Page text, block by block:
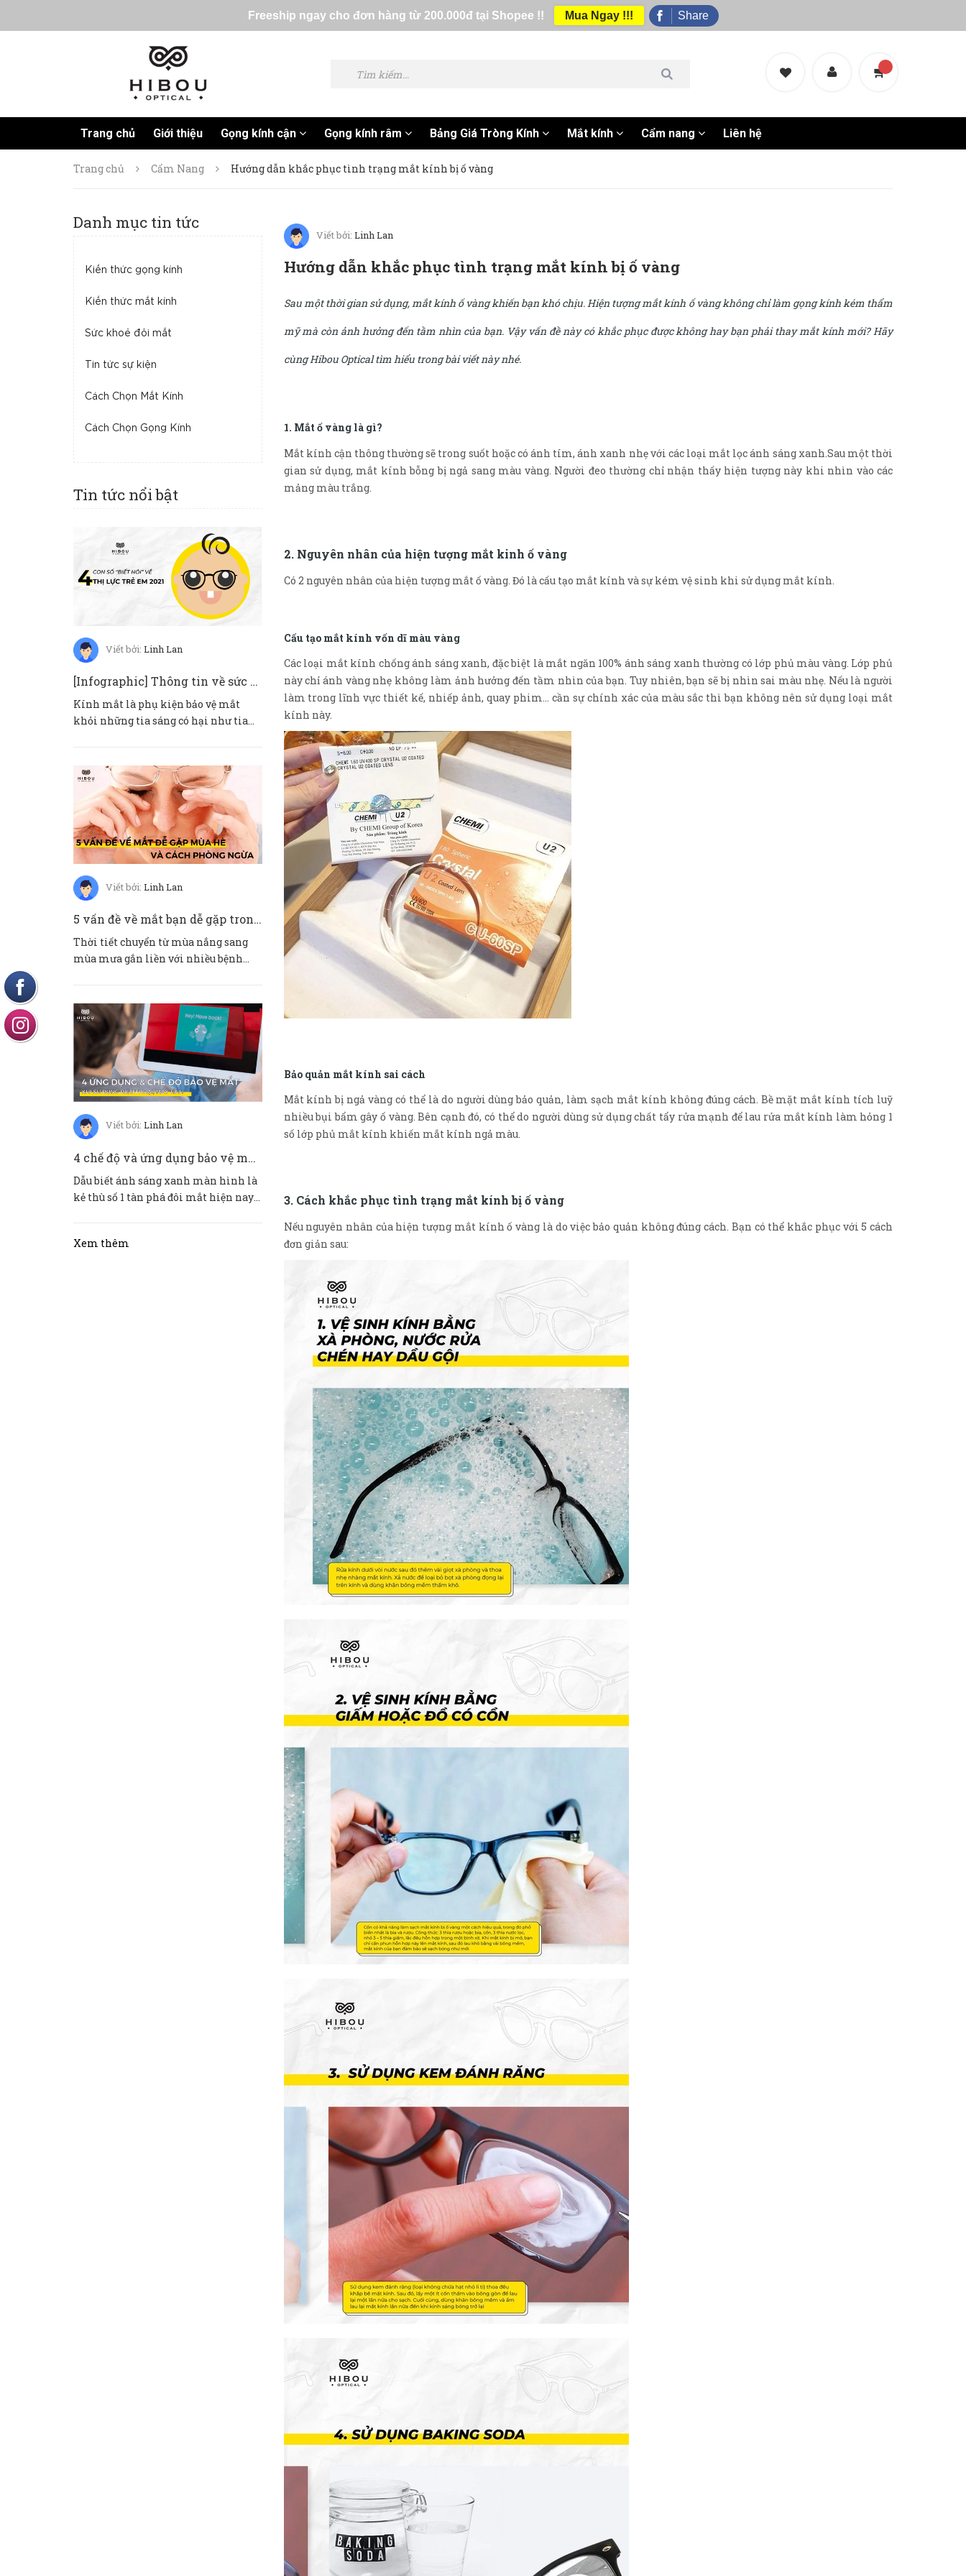
Trang chủ Giới thiệu Gọng kính cận Gọng kính râm Bảng Giá Tròng Kính Mắt kính Cẩm nang Liên hệ
Trang chủ Cẩm Nang Hướng dẫn khắc phục tình trạng mắt kính bị ố vàng
Viết bởi: Linh Lan
Hướng dẫn khắc phục tình trạng mắt kính bị ố vàng
Sau một thời gian sử dụng, mắt kính ố vàng khiến bạn khó chịu. Hiện tượng mắt kính ố vàng không chỉ làm gọng kính kém thẩm
mỹ mà còn ảnh hưởng đến tầm nhìn của bạn. Vậy vấn đề này có khắc phục được không hay bạn phải thay mắt kính mới? Hãy
cùng Hibou Optical tìm hiểu trong bài viết này nhé.
1. Mắt ố vàng là gì?
Mắt kính cận thông thường sẽ trong suốt hoặc có ánh tím, ánh xanh nhẹ với các loại mắt lọc ánh sáng xanh.Sau một thời
gian sử dụng, mắt kính bỗng bị ngả sang màu vàng. Người đeo thường chỉ nhận thấy hiện tượng này khi nhìn vào các
mảng màu trắng.
2. Nguyên nhân của hiện tượng mắt kinh ố vàng
Có 2 nguyên nhân của hiện tượng mắt ố vàng. Đó là cấu tạo mắt kính và sự kém vệ sinh khi sử dụng mắt kính.
Cấu tạo mắt kính vốn dĩ màu vàng
Các loại mắt kính chống ánh sáng xanh, đặc biệt là mắt ngăn 100% ánh sáng xanh thường có lớp phủ màu vàng. Lớp phủ
này chỉ ánh vàng nhẹ không làm ảnh hưởng đến tầm nhìn của bạn. Tuy nhiên, bạn sẽ bị nhìn sai màu nhẹ. Nếu là người
làm trong lĩnh vực thiết kế, nhiếp ảnh, quay phim... cần sự chính xác của màu sắc thì bạn không nên sử dụng loại mắt
kính này.
Bảo quản mắt kính sai cách
Mắt kính bị ngả vàng có thể là do người dùng bảo quản, làm sạch mắt kính không đúng cách. Bề mặt mắt kính tích luỹ
nhiều bụi bẩm gây ố vàng. Bên cạnh đó, có thể do người dùng sử dụng chất tẩy rửa mạnh để lau rửa mắt kính làm hỏng 1
số lớp phủ mắt kính khiến mắt kính ngả màu.
3. Cách khắc phục tình trạng mắt kính bị ố vàng
Nếu nguyên nhân của hiện tượng mắt kính ố vàng là do việc bảo quản không đúng cách. Bạn có thể khắc phục với 5 cách
đơn giản sau:
Danh mục tin tức
Kiến thức gọng kính
Kiến thức mắt kính
Sức khoẻ đôi mắt
Tin tức sự kiện
Cách Chọn Mắt Kính
Cách Chọn Gọng Kính
Tin tức nổi bật
Viết bởi: Linh Lan
[Infographic] Thông tin về sức khoẻ mắt trẻ em
Kính mắt là phụ kiện bảo vệ mắt
khỏi những tia sáng có hại như tia
Viết bởi: Linh Lan
5 vấn đề về mắt bạn dễ gặp trong mùa hè 2021
Thời tiết chuyển từ mùa nắng sang
mùa mưa gắn liền với nhiều bệnh
Viết bởi: Linh Lan
4 chế độ và ứng dụng bảo vệ mắt khi sử dụng điện thoại IOS và ANDROID
Dẫu biết ánh sáng xanh màn hình là
kẻ thù số 1 tàn phá đôi mắt hiện nay
Xem thêm
Freeship ngay cho đơn hàng từ 200.000đ tại Shopee !! Mua Ngay !!! Share